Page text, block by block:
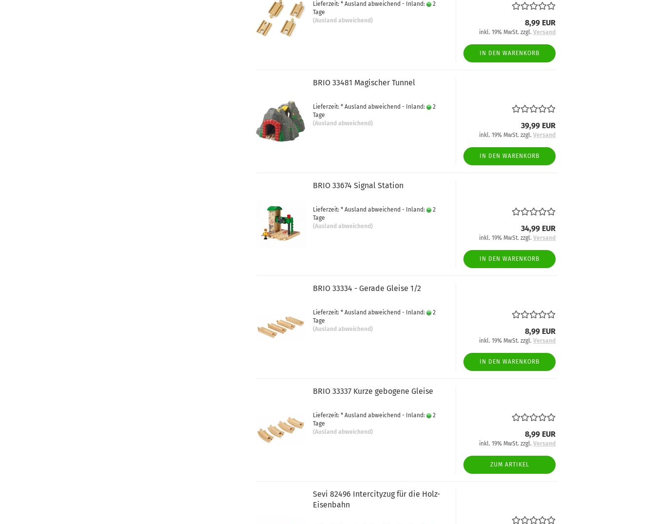
Lieferzeit: * Ausland abweichend - Inland:
2
Tage
(Ausland abweichend)
8,99 EUR
inkl. 19% MwSt. zzgl.Versand
IN DEN WARENKORB
BRIO 33481 Magischer Tunnel
Lieferzeit: * Ausland abweichend - Inland:
2
Tage
(Ausland abweichend)
39,99 EUR
inkl. 19% MwSt. zzgl.Versand
IN DEN WARENKORB
BRIO 33674 Signal Station
Lieferzeit: * Ausland abweichend - Inland:
2
Tage
(Ausland abweichend)
34,99 EUR
inkl. 19% MwSt. zzgl.Versand
IN DEN WARENKORB
BRIO 33334 - Gerade Gleise 1/2
Lieferzeit: * Ausland abweichend - Inland:
2
Tage
(Ausland abweichend)
8,99 EUR
inkl. 19% MwSt. zzgl.Versand
IN DEN WARENKORB
BRIO 33337 Kurze gebogene Gleise
Lieferzeit: * Ausland abweichend - Inland:
2
Tage
(Ausland abweichend)
8,99 EUR
inkl. 19% MwSt. zzgl.Versand
ZUM ARTIKEL
Sevi 82496 Intercityzug für die Holz-
Eisenbahn